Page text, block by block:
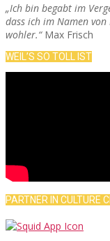
„Ich bin begabt im
dass ich im Namen
wohler.“Max Frisch
WEIL’S SO TOLL IST
PARTNER IN CULTURE